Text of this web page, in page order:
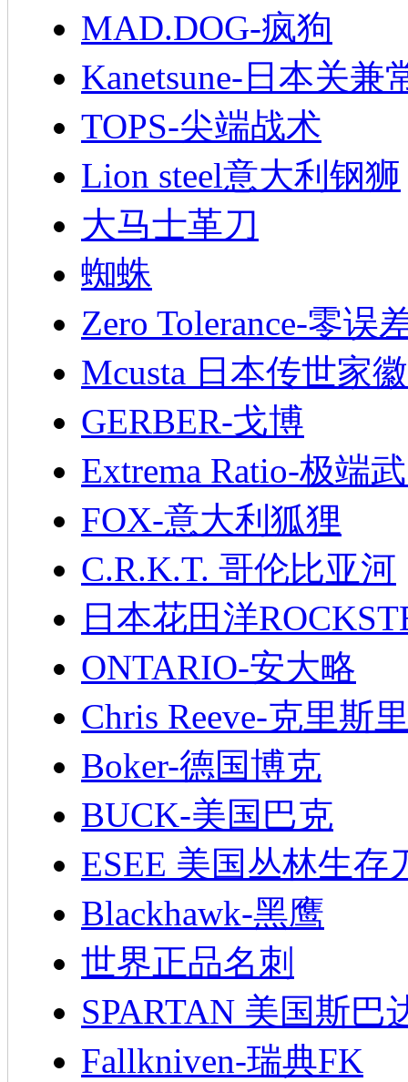
MAD.DOG-疯狗
Kanetsune-日本关兼
TOPS-尖端战术
Lion steel意大利钢狮
大马士革刀
蜘蛛
Zero Tolerance-零误
Mcusta 日本传世家徽
GERBER-戈博
Extrema Ratio-极端
FOX-意大利狐狸
C.R.K.T. 哥伦比亚河
日本花田洋
ONTARIO-安大略
Chris Reeve-克里斯
Boker-德国博克
BUCK-美国巴克
ESEE 美国丛林生存
Blackhawk-黑鹰
世界正品名刺
SPARTAN 美国斯巴
Fallkniven-瑞典FK